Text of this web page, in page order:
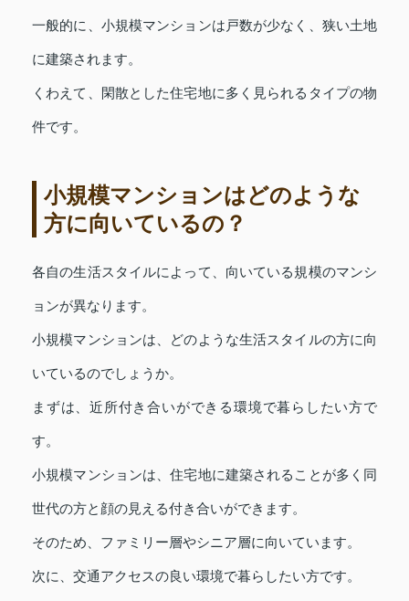
一般的に、小規模マンションは戸数が少なく、狭い土地
に建築されます。
くわえて、閑散とした住宅地に多く見られるタイプの物
件です。
小規模マンションはどのような
方に向いているの？
各自の生活スタイルによって、向いている規模のマンシ
ョンが異なります。
小規模マンションは、どのような生活スタイルの方に向
いているのでしょうか。
まずは、近所付き合いができる環境で暮らしたい方で
す。
小規模マンションは、住宅地に建築されることが多く同
世代の方と顔の見える付き合いができます。
そのため、ファミリー層やシニア層に向いています。
次に、交通アクセスの良い環境で暮らしたい方です。